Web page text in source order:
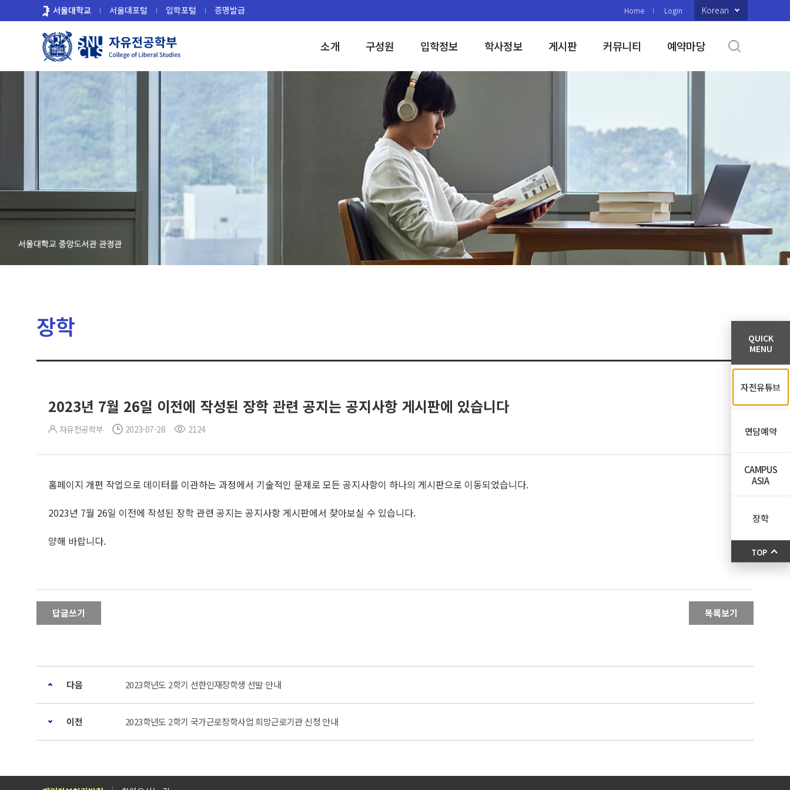
로
서울대학교 서울대포털 입학포털 증명발급 Home Login Korean
소개 구성원 입학정보 학사정보 게시판 커뮤니티 예약마당
장학
2023년 7월 26일 이전에 작성된 장학 관련 공지는 공지사항 게시판에 있습니다
자유전공학부 2023-07-28 2124
홈페이지 개편 작업으로 데이터를 이관하는 과정에서 기술적인 문제로 모든 공지사항이 하나의 게시판으로 이동되었습니다.
2023년 7월 26일 이전에 작성된 장학 관련 공지는 공지사항 게시판에서 찾아보실 수 있습니다.
양해 바랍니다.
답글쓰기 목록보기
다음 2023학년도 2학기 선한인재장학생 선발 안내
이전 2023학년도 2학기 국가근로장학사업 희망근로기관 신청 안내
QUICK
MENU
자전유튜브
면담예약
CAMPUS
ASIA
장학
TOP